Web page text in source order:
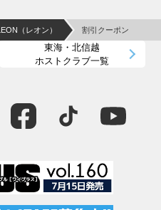
LEON（レオン） 割引クーポン
東海・北信越
ホストクラブ一覧